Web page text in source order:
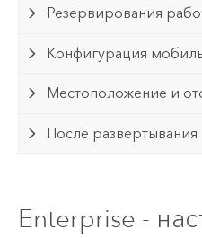
Резервирования
Конфигурация
Местоположение и
После развертывания
Enterprise -